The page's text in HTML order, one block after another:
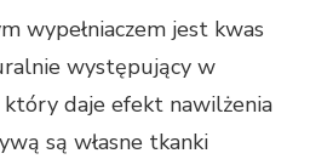
wypełniaczem jest kwas
występujący w
który daje efekt nawilżenia
są własne tkanki